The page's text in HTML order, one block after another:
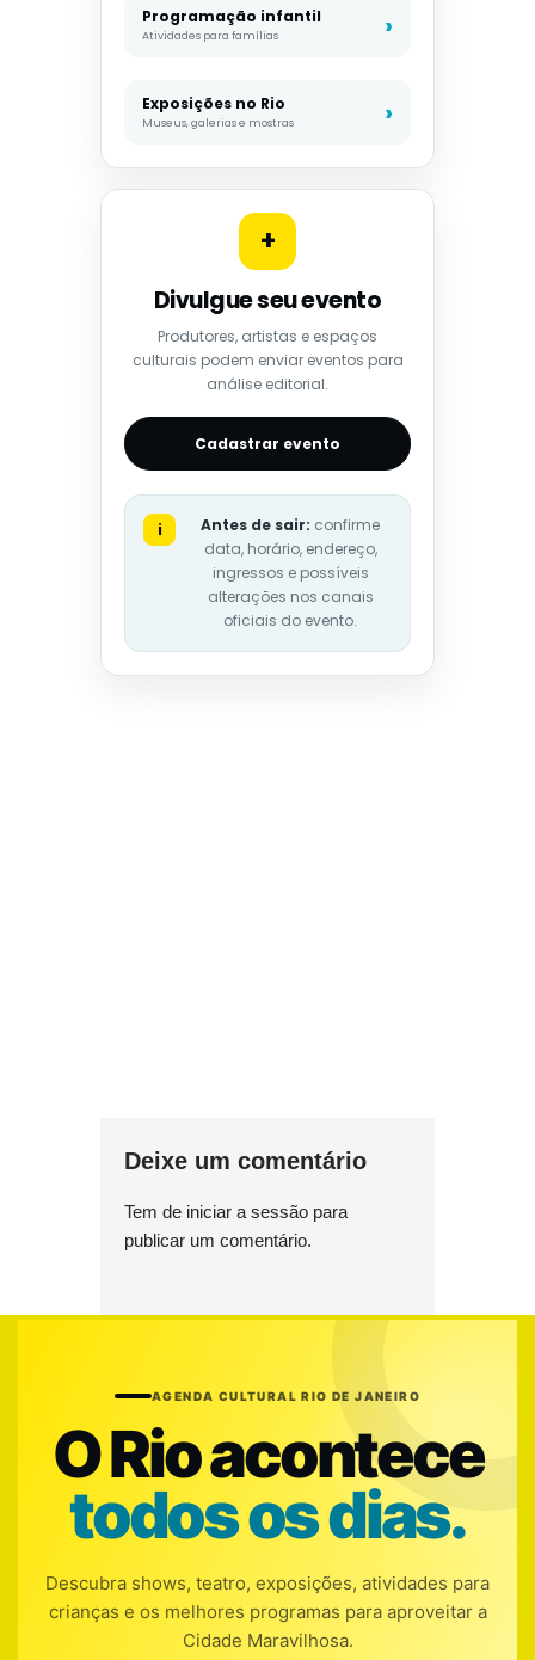
Programação infantil
Atividades para famílias
Exposições no Rio
Museus, galerias e mostras
+
Divulgue seu evento
Produtores, artistas e espaços
culturais podem enviar eventos para
análise editorial.
Cadastrar evento
i Antes de sair: confirme
data, horário, endereço,
ingressos e possíveis
alterações nos canais
oficiais do evento.
Deixe um comentário
Tem de iniciar a sessão para
publicar um comentário.
AGENDA CULTURAL RIO DE JANEIRO
O Rio acontece
todos os dias.
Descubra shows, teatro, exposições, atividades para
crianças e os melhores programas para aproveitar a
Cidade Maravilhosa.